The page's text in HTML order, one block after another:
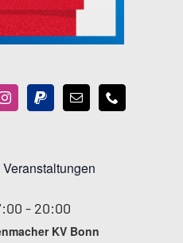
- 20:00
KV Bonn